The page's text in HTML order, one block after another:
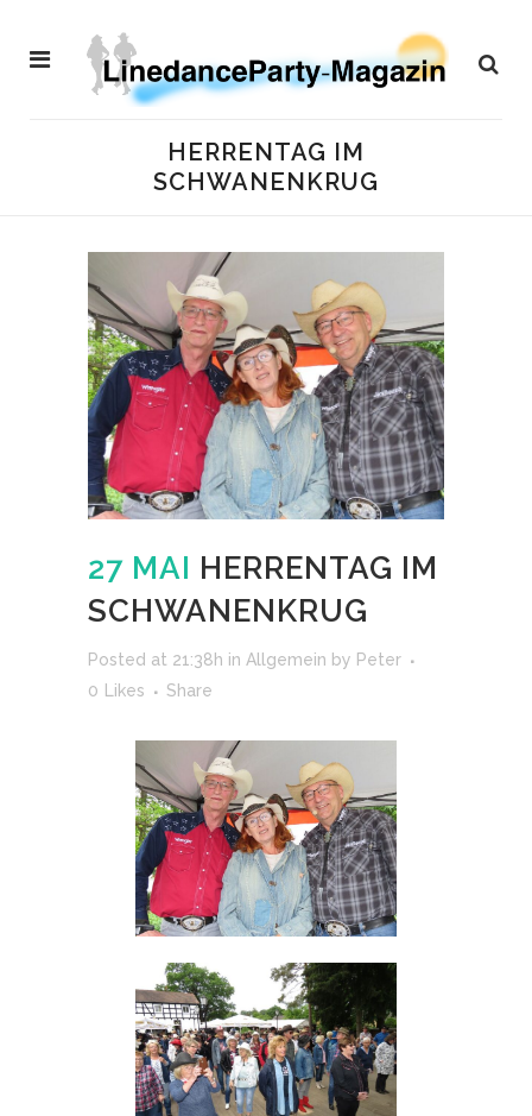
HERRENTAG IM
SCHWANENKRUG
27 MAI HERRENTAG IM
SCHWANENKRUG
Posted at 21:38h in Allgemein by Peter
0
Likes Share